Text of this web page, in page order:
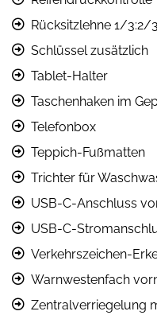
Rücksitzlehne 1/3:2/
Schlüssel zusätzlich
Tablet-Halter
Taschenhaken im
Telefonbox
Teppich-Fußmatten
Trichter für
USB-C-Anschluss
USB-C-
Verkehrszeichen-
Warnwestenfach
Zentralverriegelung